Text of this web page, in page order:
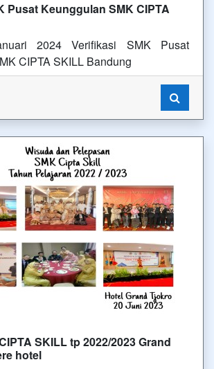
Pusat Keunggulan SMK CIPTA
2024 Verifikasi SMK Pusat
CIPTA SKILL Bandung
SKILL tp 2022/2023 Grand
hotel